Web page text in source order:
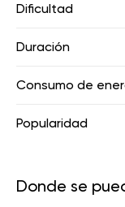
Dificultad
Duración
Consumo de
Popularidad
Donde se